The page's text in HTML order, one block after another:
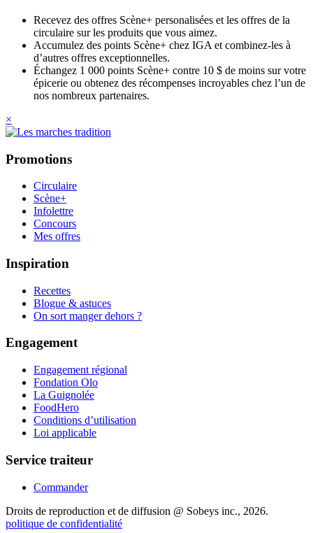
Recevez des offres Scène+ personalisées et les offres de la
circulaire sur les produits que vous aimez.
Accumulez des points Scène+ chez IGA et combinez-les à
d’autres offres exceptionnelles.
Échangez 1 000 points Scène+ contre 10 $ de moins sur votre
épicerie ou obtenez des récompenses incroyables chez l’un de
nos nombreux partenaires.
×
Promotions
Circulaire
Scène+
Infolettre
Concours
Mes offres
Inspiration
Recettes
Blogue & astuces
On sort manger dehors ?
Engagement
Engagement régional
Fondation Olo
La Guignolée
FoodHero
Conditions d’utilisation
Loi applicable
Service traiteur
Commander
Droits de reproduction et de diffusion @ Sobeys inc., 2026.
politique de confidentialité